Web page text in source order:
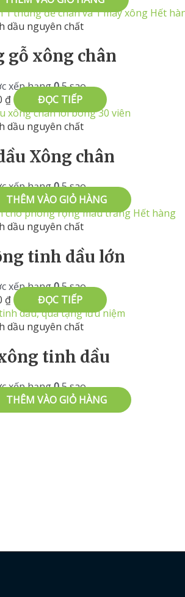
Hết
dầu nguyên chất
gỗ xông chân
xếp hạng05 sao
₫
ĐỌC TIẾP
dầu nguyên chất
Xông chân
xếp hạng05 sao
THÊM VÀO GIỎ HÀNG
Hết hàng
dầu nguyên chất
tinh dầu lớn
xếp hạng05 sao
₫
ĐỌC TIẾP
dầu nguyên chất
tinh dầu
xếp hạng05 sao
THÊM VÀO GIỎ HÀNG